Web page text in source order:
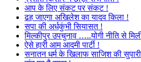
आप के लिए संकट पर संकट !
ढह जाएगा अखिलेश का यादव किला !
सपा की अर्धकुंभी सियासत !
मिल्कीपुर उपचुनाव …..योगी नीति से
ऐसे हारी आम आदमी पार्टी !
सनातन धर्म के खिलाफ साजिश की